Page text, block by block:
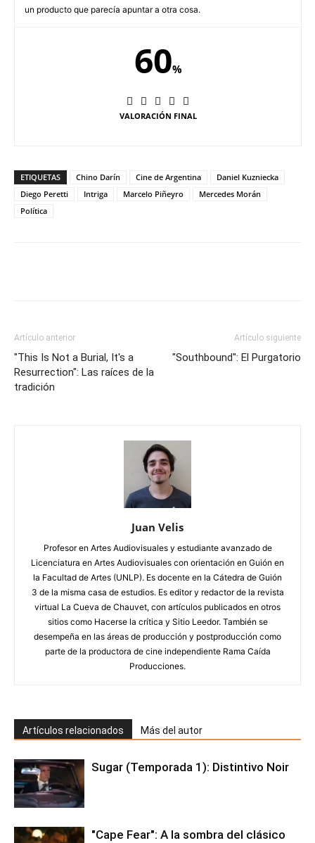
un producto que parecía apuntar a otra cosa.
60%
VALORACIÓN FINAL
ETIQUETAS Chino Darín Cine de Argentina
Daniel Kuzniecka
Diego Peretti
Intriga Marcelo Piñeyro
Mercedes Morán
Política
Artículo anterior
"This Is Not a Burial, It's a
Resurrection": Las raíces de la
tradición
Artículo siguiente
"Southbound": El Purgatorio
Juan Velis
Profesor en Artes Audiovisuales y estudiante avanzado de
Licenciatura en Artes Audiovisuales con orientación en Guión en
la Facultad de Artes (UNLP). Es docente en la Cátedra de Guión
3 de la misma casa de estudios. Es editor y redactor de la revista
virtual La Cueva de Chauvet, con artículos publicados en otros
sitios como Hacerse la crítica y Sitio Leedor. También se
desempeña en las áreas de producción y postproducción como
parte de la productora de cine independiente Rama Caída
Producciones.
Artículos relacionados Más del autor
Sugar (Temporada 1): Distintivo Noir
"Cape Fear": A la sombra del clásico